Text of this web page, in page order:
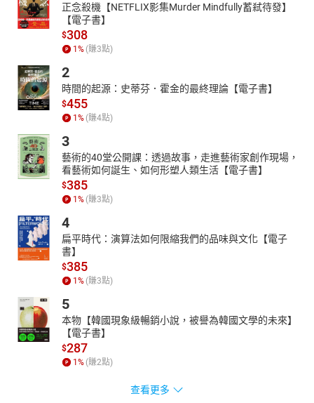
正念殺機【NETFLIX影集Murder Mindfully蓄弒待發】
【電子書】
$308
1 % (賺3點)
2
時間的起源：史蒂芬．霍金的最終理論【電子書】
$455
1 % (賺4點)
3
藝術的40堂公開課：透過故事，走進藝術家創作現場，
看藝術如何誕生、如何形塑人類生活【電子書】
$385
1 % (賺3點)
4
扁平時代：演算法如何限縮我們的品味與文化【電子
書】
$385
1 % (賺3點)
5
本物【韓國現象級暢銷小說，被譽為韓國文學的未來】
【電子書】
$287
1 % (賺2點)
查看更多